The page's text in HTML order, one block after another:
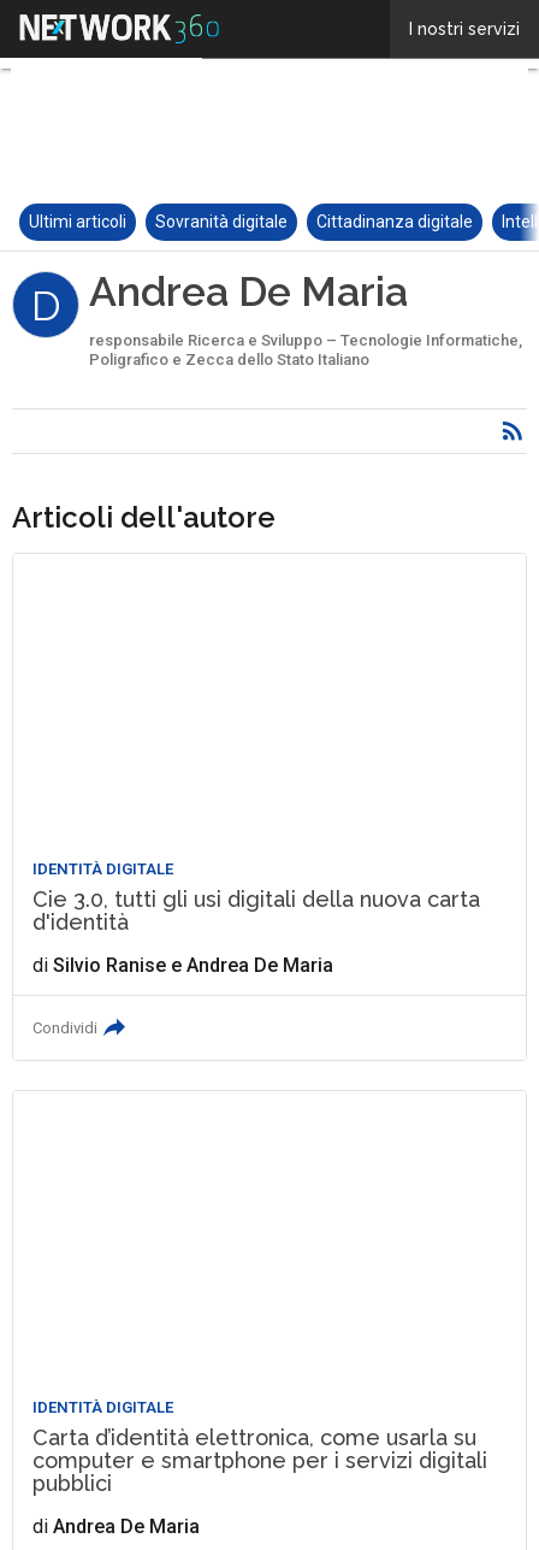
Ultimi articoli Sovranità digitale Cittadinanza digitale
D Andrea De Maria
responsabile Ricerca e Sviluppo – Tecnologie Informatiche,
Poligrafico e Zecca dello Stato Italiano
Articoli dell'autore
IDENTITÀ DIGITALE
Cie 3.0, tutti gli usi digitali della nuova carta
d'identità
diSilvio Ranise eAndrea De Maria
Condividi
IDENTITÀ DIGITALE
Carta d’identità elettronica, come usarla su
computer e smartphone per i servizi digitali
pubblici
diAndrea De Maria